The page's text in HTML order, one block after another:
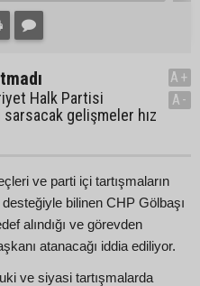
Halk Partisi
gelişmeler hız
A+
A-
ve parti içi tartışmaların
bilinen CHP Gölbaşı
alındığı ve görevden
atanacağı iddia ediliyor.
ve siyasi tartışmalarda